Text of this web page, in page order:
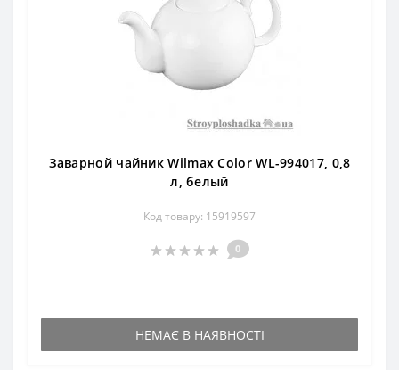
Заварной чайник Wilmax Color WL-994017, 0,8
л, белый
Код товару: 15919597
0
НЕМАЄ В НАЯВНОСТІ